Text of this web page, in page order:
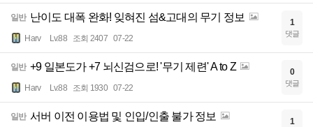
일반 난이도 대폭 완화! 잊혀진 섬&고대의 무기 정보
Harv Lv.88 조회 2407 07-22
1
댓글
일반 +9 일본도가 +7 뇌신검으로! '무기 제련' A to Z
Harv Lv.88 조회 1930 07-22
0
댓글
일반 서버 이전 이용법 및 인입/인출 불가 정보 1